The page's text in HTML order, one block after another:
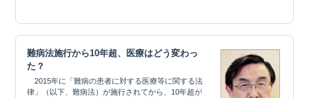
難病法施行から10年超、医療はどう変わっ
た？
2015年に「難病の患者に対する医療等に関する法
律」（以下、難病法）が施行されてから、10年超が